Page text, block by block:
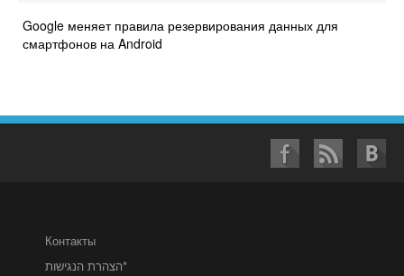
Google меняет правила резервирования данных для
смартфонов на Android
Контакты
הצהרת הנגישות*